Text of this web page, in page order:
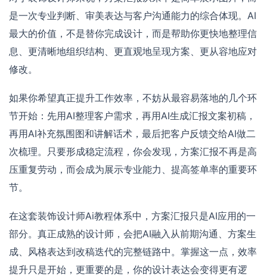
是一次专业判断、审美表达与客户沟通能力的综合体现。AI
最大的价值，不是替你完成设计，而是帮助你更快地整理信
息、更清晰地组织结构、更直观地呈现方案、更从容地应对
修改。
如果你希望真正提升工作效率，不妨从最容易落地的几个环
节开始：先用AI整理客户需求，再用AI生成汇报文案初稿，
再用AI补充氛围图和讲解话术，最后把客户反馈交给AI做二
次梳理。只要形成稳定流程，你会发现，方案汇报不再是高
压重复劳动，而会成为展示专业能力、提高签单率的重要环
节。
在这套装饰设计师Ai教程体系中，方案汇报只是AI应用的一
部分。真正成熟的设计师，会把AI融入从前期沟通、方案生
成、风格表达到改稿迭代的完整链路中。掌握这一点，效率
提升只是开始，更重要的是，你的设计表达会变得更有逻